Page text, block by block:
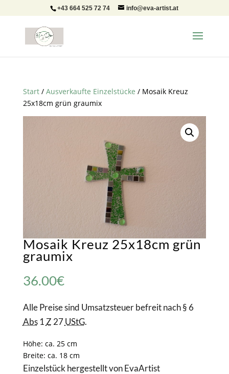
+43 664 525 72 74 info@eva-artist.at
Start/ Ausverkaufte Einzelstücke / Mosaik Kreuz
25x18cm grün graumix
Mosaik Kreuz 25x18cm grün
graumix
36.00€
Alle Preise sind Umsatzsteuer befreit nach § 6
Abs1 Z 27UStG.
Höhe: ca. 25 cm
Breite: ca. 18 cm
Einzelstück hergestellt von EvaArtist